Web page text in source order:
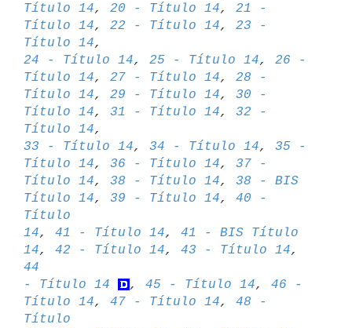
Título 14, 20 - Título 14, 21 -
Título 14, 22 - Título 14, 23 -
Título 14
24 - Título 14, 25 - Título 14, 26 -
Título 14, 27 - Título 14, 28 -
Título 14, 29 - Título 14, 30 -
Título 14, 31 - Título 14, 32 -
Título 14
33 - Título 14, 34 - Título 14, 35 -
Título 14, 36 - Título 14, 37 -
Título 14, 38 - Título 14, 38 - BIS
Título 14, 39 - Título 14, 40 -
Título
14, 41 - Título 14, 41 - BIS Título
14, 42 - Título 14, 43 - Título 14
44
- Título 14
, 45 - Título 14, 46 -
Título 14, 47 - Título 14, 48 -
Título